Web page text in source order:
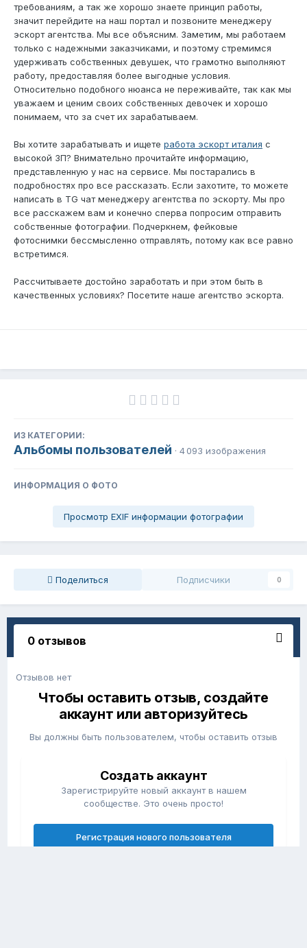
требованиям, а так же хорошо знаете принцип работы,
значит перейдите на наш портал и позвоните менеджеру
эскорт агентства. Мы все объясним. Заметим, мы работаем
только с надежными заказчиками, и поэтому стремимся
удерживать собственных девушек, что грамотно выполняют
работу, предоставляя более выгодные условия.
Относительно подобного нюанса не переживайте, так как мы
уважаем и ценим своих собственных девочек и хорошо
понимаем, что за счет их зарабатываем.
Вы хотите зарабатывать и ищете работа эскорт италия с
высокой ЗП? Внимательно прочитайте информацию,
представленную у нас на сервисе. Мы постарались в
подробностях про все рассказать. Если захотите, то можете
написать в TG чат менеджеру агентства по эскорту. Мы про
все расскажем вам и конечно сперва попросим отправить
собственные фотографии. Подчеркнем, фейковые
фотоснимки бессмысленно отправлять, потому как все равно
встретимся.
Рассчитываете достойно заработать и при этом быть в
качественных условиях? Посетите наше агентство эскорта.
ИЗ КАТЕГОРИИ:
Альбомы пользователей · 4 093 изображения
ИНФОРМАЦИЯ О ФОТО
Просмотр EXIF информации фотографии
Поделиться Подписчики 0
0 отзывов
Отзывов нет
Чтобы оставить отзыв, создайте
аккаунт или авторизуйтесь
Вы должны быть пользователем, чтобы оставить отзыв
Создать аккаунт
Зарегистрируйте новый аккаунт в нашем
сообществе. Это очень просто!
Регистрация нового пользователя